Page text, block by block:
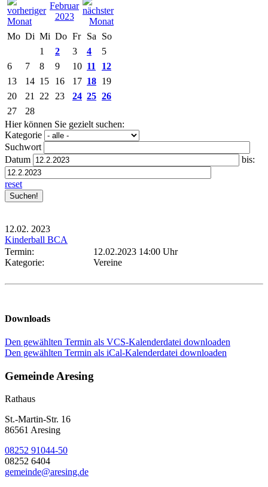
Februar
2023
Mo Di Mi Do Fr Sa
So
1
2 3 4
5
6
7 8 9 10 11
12
13
14 15 16 17 18 19
20
21 22 23 24 25 26
27
28
Hier können Sie gezielt suchen:
Kategorie
Suchwort
Datum
bis:
reset
12.02. 2023
Kinderball BCA
Termin:
12.02.2023 14:00 Uhr
Kategorie:
Vereine
Downloads
Den gewählten Termin als VCS-Kalenderdatei downloaden
Den gewählten Termin als iCal-Kalenderdatei downloaden
Gemeinde Aresing
Rathaus
St.-Martin-Str. 16
86561 Aresing
08252 91044-50
08252 6404
gemeinde@aresing.de